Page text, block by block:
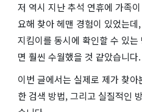
저 역시 지난 추석 연휴에 가족
요해 찾아 헤맨 경험이 있었는
지킴이를 동시에 확인할 수 있
면 훨씬 수월했을 것 같았습니다.
이번 글에서는 실제로 제가 찾
한 검색 방법, 그리고 실질적인